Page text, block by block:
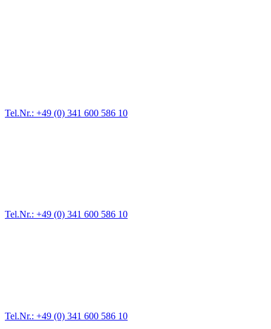
Tel.Nr.: +49 (0) 341 600 586 10
Tel.Nr.: +49 (0) 341 600 586 10
Tel.Nr.: +49 (0) 341 600 586 10